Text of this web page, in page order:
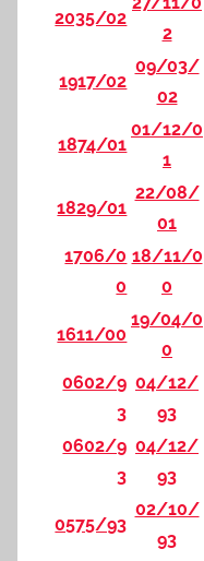
2035/02
2
1917/02
09/03/
02
1874/01
01/12/0
1
1829/01
22/08/
01
1706/0
0
18/11/0
0
1611/00
19/04/0
0
0602/9
3
04/12/
93
0602/9
3
04/12/
93
0575/93
02/10/
93